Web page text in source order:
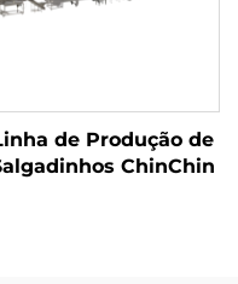
de Produção de
ChinChin